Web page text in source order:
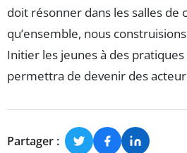
doit résonner dans les salles de
qu’ensemble, nous
Initier les jeunes à des
permettra de devenir des
Partager :